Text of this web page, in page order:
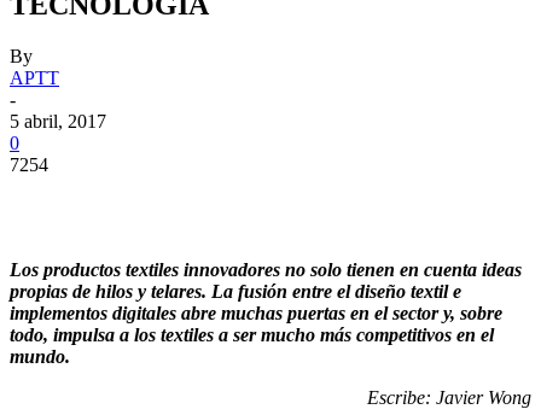
By
APTT
-
5 abril, 2017
0
7254
Los productos textiles innovadores no solo tienen en cuenta ideas
propias de hilos y telares. La fusión entre el diseño textil e
implementos digitales abre muchas puertas en el sector y, sobre
todo, impulsa a los textiles a ser mucho más competitivos en el
mundo.
Escribe: Javier Wong